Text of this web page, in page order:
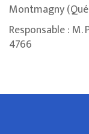
Montmagny
Responsable :
4766